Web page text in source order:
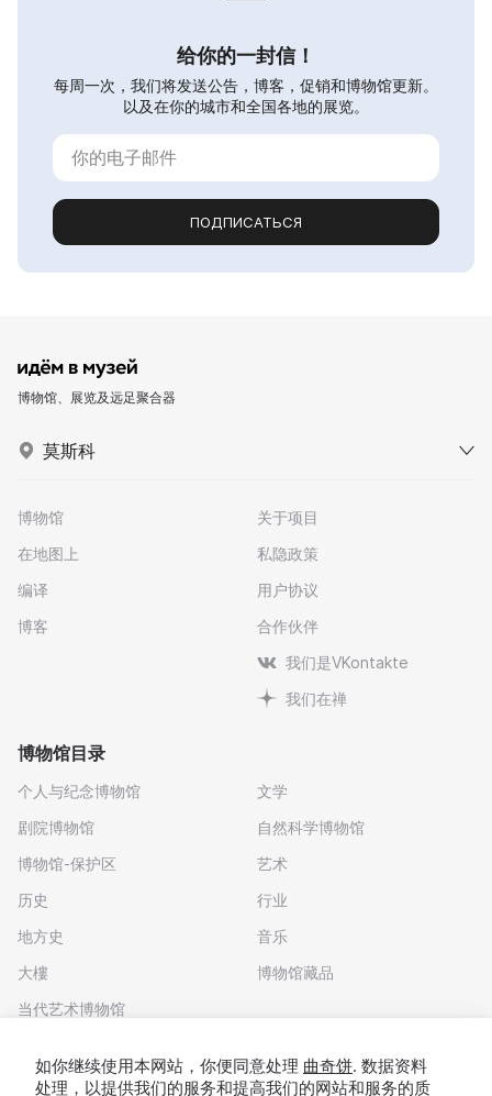
给你的一封信！
每周一次，我们将发送公告，博客，促销和博物馆更新。
以及在你的城市和全国各地的展览。
ПОДПИСАТЬСЯ
博物馆、展览及远足聚合器
莫斯科
博物馆
在地图上
编译
博客
关于项目
私隐政策
用户协议
合作伙伴
我们是VKontakte
我们在禅
博物馆目录
个人与纪念博物馆
剧院博物馆
博物馆-保护区
历史
地方史
大樓
当代艺术博物馆
文学
自然科学博物馆
艺术
行业
音乐
博物馆藏品
如你继续使用本网站，你便同意处理 曲奇饼. 数据资料
处理，以提供我们的服务和提高我们的网站和服务的质